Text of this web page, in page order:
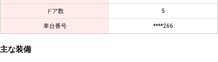
ドア数 5
車台番号 ****266
主な装備